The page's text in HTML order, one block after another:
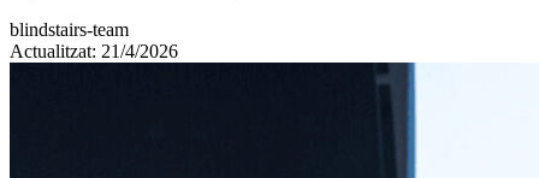
blindstairs-team
Actualitzat: 21/4/2026